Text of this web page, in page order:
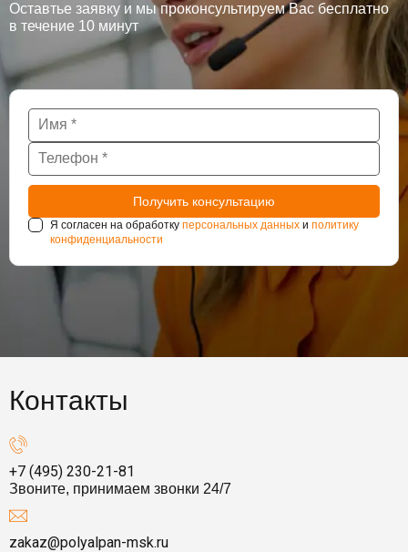
Оставтье заявку и мы проконсультируем Вас бесплатно
в течение 10 минут
Я согласен на обработку персональных данных и политику
конфиденциальности
Контакты
+7 (495) 230-21-81
Звоните, принимаем звонки 24/7
zakaz@polyalpan-msk.ru